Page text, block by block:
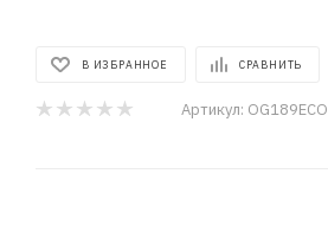
В ИЗБРАННОЕ СРАВНИТЬ
Артикул: OG189ECO